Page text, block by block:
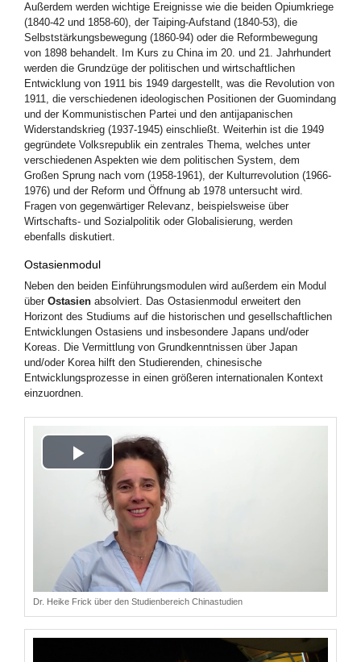
Außerdem werden wichtige Ereignisse wie die beiden Opiumkriege
(1840-42 und 1858-60), der Taiping-Aufstand (1840-53), die
Selbststärkungsbewegung (1860-94) oder die Reformbewegung
von 1898 behandelt. Im Kurs zu China im 20. und 21. Jahrhundert
werden die Grundzüge der politischen und wirtschaftlichen
Entwicklung von 1911 bis 1949 dargestellt, was die Revolution von
1911, die verschiedenen ideologischen Positionen der Guomindang
und der Kommunistischen Partei und den antijapanischen
Widerstandskrieg (1937-1945) einschließt. Weiterhin ist die 1949
gegründete Volksrepublik ein zentrales Thema, welches unter
verschiedenen Aspekten wie dem politischen System, dem
Großen Sprung nach vorn (1958-1961), der Kulturrevolution (1966-
1976) und der Reform und Öffnung ab 1978 untersucht wird.
Fragen von gegenwärtiger Relevanz, beispielsweise über
Wirtschafts- und Sozialpolitik oder Globalisierung, werden
ebenfalls diskutiert.
Ostasienmodul
Neben den beiden Einführungsmodulen wird außerdem ein Modul
über Ostasien absolviert. Das Ostasienmodul erweitert den
Horizont des Studiums auf die historischen und gesellschaftlichen
Entwicklungen Ostasiens und insbesondere Japans und/oder
Koreas. Die Vermittlung von Grundkenntnissen über Japan
und/oder Korea hilft den Studierenden, chinesische
Entwicklungsprozesse in einen größeren internationalen Kontext
einzuordnen.
Play
Video
Dr. Heike Frick über den Studienbereich Chinastudien